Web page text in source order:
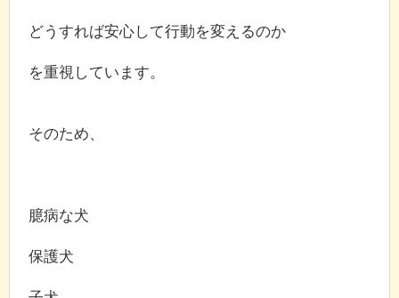
どうすれば安心して行動を変えるのか
を重視しています。
そのため、
臆病な犬
保護犬